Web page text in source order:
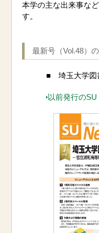
本学の主な出来事な
す。
最新号（Vol.48）
■ 埼玉大学図
以前発行の